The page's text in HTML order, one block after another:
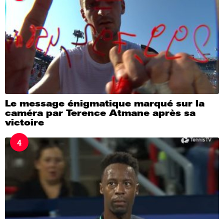
Le message énigmatique marqué sur la
caméra par Terence Atmane après sa
victoire
4